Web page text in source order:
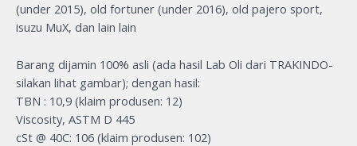
(under 2015), old fortuner (under 2016), old pajero sport,
isuzu MuX, dan lain lain
Barang dijamin 100% asli (ada hasil Lab Oli dari TRAKINDO-
silakan lihat gambar); dengan hasil:
TBN : 10,9 (klaim produsen: 12)
Viscosity, ASTM D 445
cSt @ 40C: 106 (klaim produsen: 102)